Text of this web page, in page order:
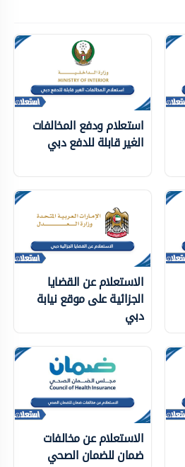
استعلام ودفع المخالفات
الغير قابلة للدفع دبي
الاستعلام عن القضايا
الجزائية على موقع نيابة
دبي
الاستعلام عن مخالفات
ضمان للضمان الصحي